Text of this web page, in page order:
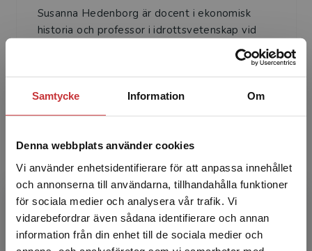
Samtycke Information Om
Denna webbplats använder cookies
Vi använder enhetsidentifierare för att anpassa innehållet
och annonserna till användarna, tillhandahålla funktioner
för sociala medier och analysera vår trafik. Vi
vidarebefordrar även sådana identifierare och annan
information från din enhet till de sociala medier och
Begränsad fraktregion
Susanna Hedenborg är docent i ekonomisk
historia och professor i idrottsvetenskap vid
Ingvar Ededal
Ingvar Edeldal är historielärare med lång
erfarenhet från historieundervisning på
yrkesinriktade program. Han har dessutom